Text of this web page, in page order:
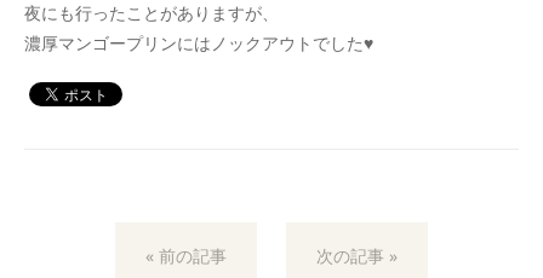
夜にも行ったことがありますが、
濃厚マンゴープリンにはノックアウトでした♥
« 前の記事 次の記事 »